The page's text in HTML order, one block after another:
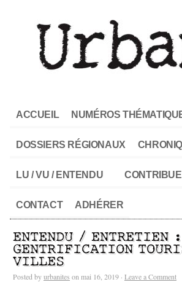
ACCUEIL NUMÉROS
DOSSIERS RÉGIONAUX
LU / VU / ENTENDU
CONTACT ADHÉRER
ENTENDU / ENTRETIEN
GENTRIFICATION
VILLES
Posted byurbanites on mai 16, 2019 · Leave a Comment